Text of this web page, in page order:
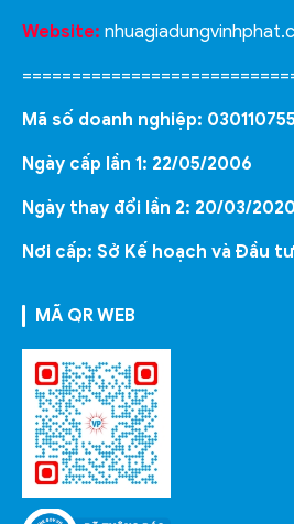
Website:
Mã số doanh nghiệp:
Ngày cấp lần 1: 22/05/2006
Ngày thay đổi lần 2: 20/03/2020
Nơi cấp: Sở Kế hoạch và Đầu
MÃ QR WEB